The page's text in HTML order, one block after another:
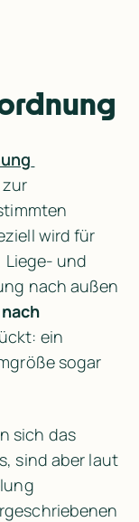
wird für
und
nach außen
ein
sogar
sich das
sind aber laut